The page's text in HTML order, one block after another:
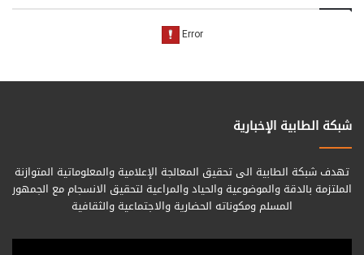
شبكة الطابية الإخبارية
تهدف شبكة الطابية الى تحقيق المعالجة الإعلامية والمعلوماتية المتوازنة
الملتزمة بالدقة والموضوعية والحياد والمراعية لتحقيق الانسجام مع الجمهور
المسلم ومكوناته الحضارية والاجتماعية والثقافية